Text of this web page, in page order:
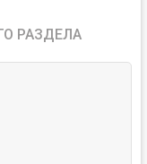
РАЗДЕЛА